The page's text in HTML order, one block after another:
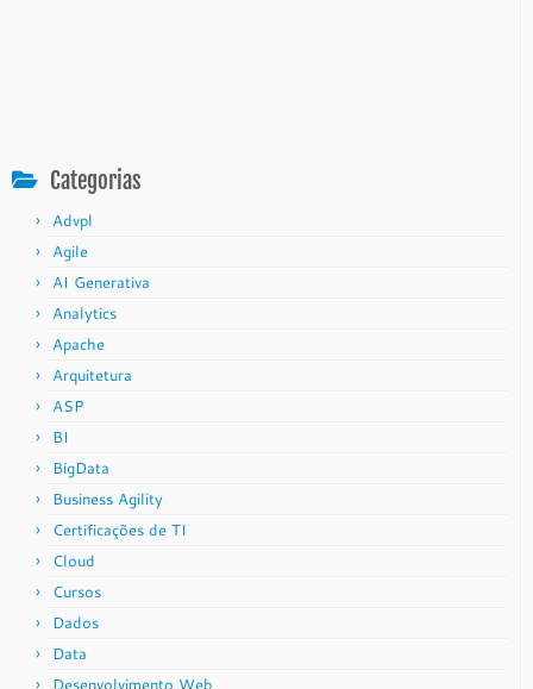
Categorias
Advpl
Agile
AI Generativa
Analytics
Apache
Arquitetura
ASP
BI
BigData
Business Agility
Certificações de TI
Cloud
Cursos
Dados
Data
Desenvolvimento Web